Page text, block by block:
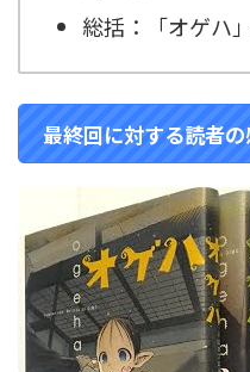
総括：「オゲハ
最終回に対する読者